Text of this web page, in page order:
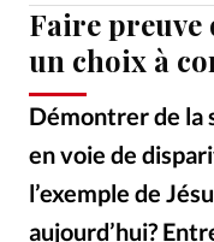
Tous les articles
Faire un don
Emploi
Se connecter
Édition:
Faire preuve
un choix à
Démontrer de la
en voie de
l’exemple de
aujourd’hui?